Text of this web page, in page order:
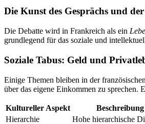
Die Kunst des Gesprächs und
Die Debatte wird in Frankreich als ein
grundlegend für das soziale und
Soziale Tabus: Geld und
Einige Themen bleiben in der
über das eigene Einkommen zu sprechen.
Kultureller Aspekt Beschreibung
Hierarchie
Hohe hierarchische